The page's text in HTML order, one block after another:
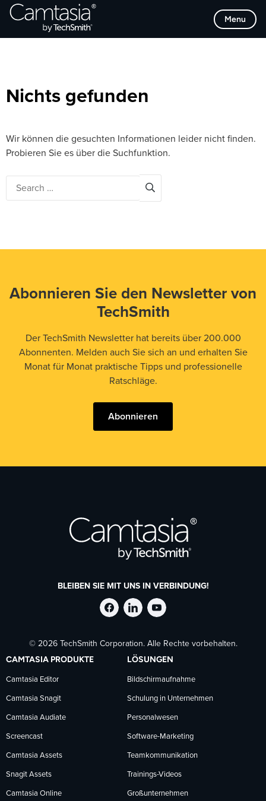
Direkt
zum
Menu
Browse Categories
Nichts gefunden
Wir können die gesuchten Informationen leider nicht finden.
Probieren Sie es über die Suchfunktion.
Abonnieren Sie den Newsletter von
TechSmith
Der TechSmith Newsletter hat bereits über 200.000
Abonnenten. Melden auch Sie sich an und erhalten Sie
Monat für Monat praktische Tipps und professionelle
Ratschläge.
Abonnieren
BLEIBEN SIE MIT UNS IN VERBINDUNG!
TechSmith
auf
Facebook
folgen
TechSmith
auf
LinkedIn
folgen
TechSmith
auf
YouTube
folgen
© 2026 TechSmith Corporation. Alle Rechte vorbehalten.
CAMTASIA PRODUKTE
Camtasia Editor
Camtasia Snagit
Camtasia Audiate
Screencast
Camtasia Assets
Snagit Assets
Camtasia Online
LÖSUNGEN
Bildschirmaufnahme
Schulung in Unternehmen
Personalwesen
Software-Marketing
Teamkommunikation
Trainings-Videos
Großunternehmen